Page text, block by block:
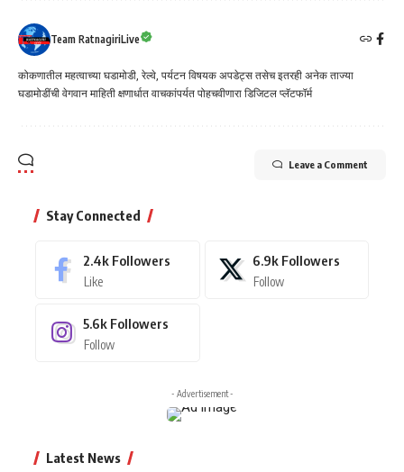
Team RatnagiriLive
कोकणातील महत्वाच्या घडामोडी, रेल्वे, पर्यटन विषयक अपडेट्स तसेच इतरही अनेक ताज्या
घडामोडींची वेगवान माहिती क्षणार्धात वाचकांपर्यत पोहचवीणारा डिजिटल प्लॅटफॉर्म
Leave a Comment
Stay Connected
2.4k Followers
Like
6.9k Followers
Follow
5.6k Followers
Follow
- Advertisement -
Latest News